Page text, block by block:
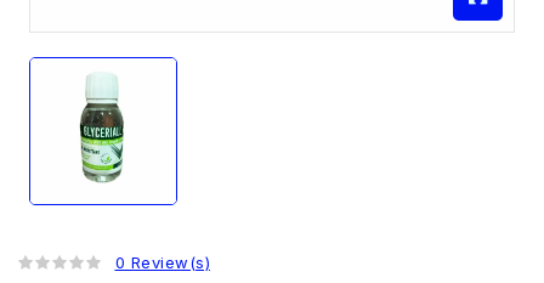
0 Review(s)